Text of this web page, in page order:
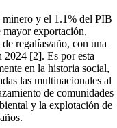
minero y el 1.1% del PIB
exportación,
regalías/año, con una
2024 [2]. Es por esta
en la historia social,
las multinacionales al
de comunidades
y la explotación de